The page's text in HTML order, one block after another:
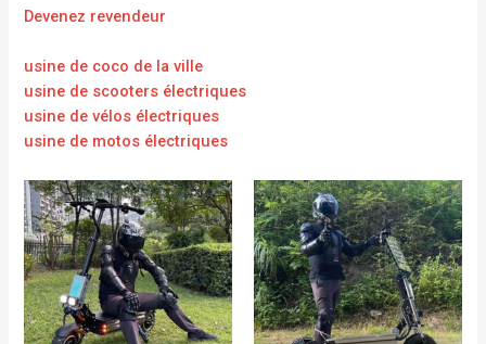
Devenez revendeur
usine de coco de la ville
usine de scooters électriques
usine de vélos électriques
usine de motos électriques